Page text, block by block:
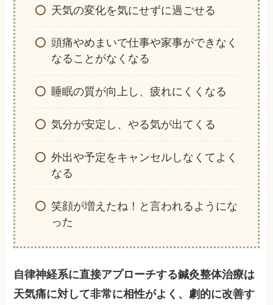
天気の変化を気にせずに過ごせる
頭痛やめまいで仕事や家事ができなく
なることがなくなる
睡眠の質が向上し、疲れにくくなる
気分が安定し、やる気が出てくる
外出や予定をキャンセルしなくてよく
なる
笑顔が増えたね！と言われるようにな
った
自律神経系に直接アプローチする鍼灸整体治療は
天気痛に対して非常に相性がよく、劇的に改善す